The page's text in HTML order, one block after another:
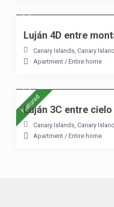
Luján 4D entre
Canary Islands, Canary
Apartment / Entire home
featured
Luján 3C entre
Canary Islands, Canary
Apartment / Entire home